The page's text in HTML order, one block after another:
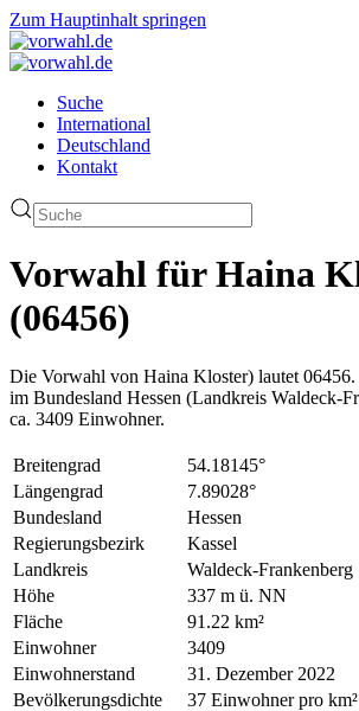
Zum Hauptinhalt springen
Suche
International
Deutschland
Kontakt
Vorwahl für Haina
(06456)
Die Vorwahl von Haina Kloster) lautet
im Bundesland Hessen (Landkreis Waldeck-
ca. 3409 Einwohner.
Breitengrad
54.18145°
Längengrad
7.89028°
Bundesland
Hessen
Regierungsbezirk
Kassel
Landkreis
Waldeck-Frankenberg
Höhe
337 m ü. NN
Fläche
91.22 km²
Einwohner
3409
Einwohnerstand
31. Dezember 2022
Bevölkerungsdichte
37 Einwohner pro km²